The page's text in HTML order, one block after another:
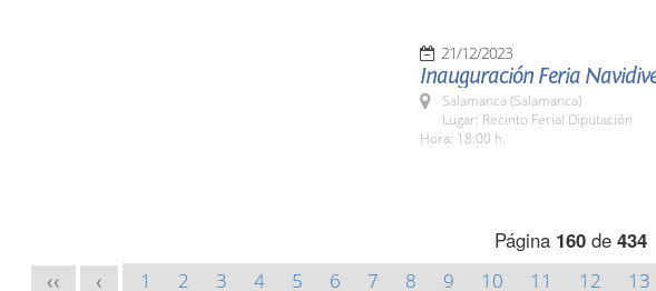
21/12/2023
Inauguración Feria
Salamanca (Salamanca)
Lugar: Recinto Ferial Diputación
Hora: 18:00 h.
Página 160de 434
<< < 1 2 3 4 5 6 7 8 9 10 11 12 13